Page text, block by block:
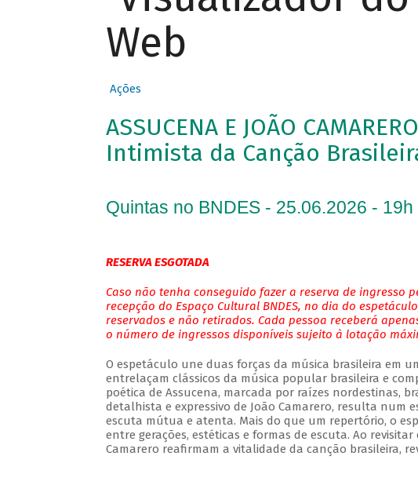
Web
Ações
ASSUCENA E JOÃO
Intimista da Canção
Quintas no BNDES - 25.06.2026 - 19h
RESERVA ESGOTADA
Caso não tenha conseguido fazer a reserva de ingresso
recepção do Espaço Cultural BNDES, no dia do
reservados e não retirados. Cada pessoa receberá
o número de ingressos disponíveis sujeito à lotação
O espetáculo une duas forças da música brasileira em
entrelaçam clássicos da música popular brasileira e
poética de Assucena, marcada por raízes nordestinas,
detalhista e expressivo de João Camarero, resulta num
escuta mútua e atenta. Mais do que um repertório, o
entre gerações, estéticas e formas de escuta. Ao
Camarero reafirmam a vitalidade da canção brasileira,